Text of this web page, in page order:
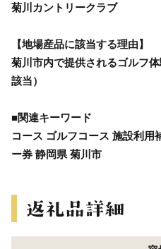
菊川カントリークラブ
【地場産品に該当する理由】
菊川市内で提供されるゴルフ
該当）
■関連キーワード
コース ゴルフコース 施設利用
ー券 静岡県 菊川市